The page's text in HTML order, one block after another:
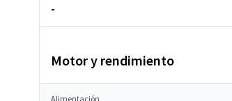
-
Motor y rendimiento
Alimentación